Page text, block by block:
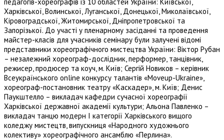
Харківської, Волинської, Луганської, Донецької, Миколаївської,
Кіровоградської, Житомирської, Дніпропетровської та
Запорізької. До участі у пленарному засіданні та проведення
майстер-класів для учасників семінару були залучені відомі
представники хореографічного мистецтва України: Віктор Рубан
– незалежний хореограф-дослідник, перформер, танцівник,
режисер, продюсер та коуч, м. Київ; Сергій Новиков – керівник
Всеукраїнського online конкурсу талантів «Moveup-Ukraine»,
хореограф-постановник театру «Каскадер», м. Київ; Денис
Паукштелло – викладач кафедри сучасної хореографії
Харківської державної академії культури; Альона Павленко –
викладач танцю модерн І категорії Харківського вищого
коледжу мистецтв, випускниця «Народного художнього
колективу» хореографічного ансамблю «Перлина».